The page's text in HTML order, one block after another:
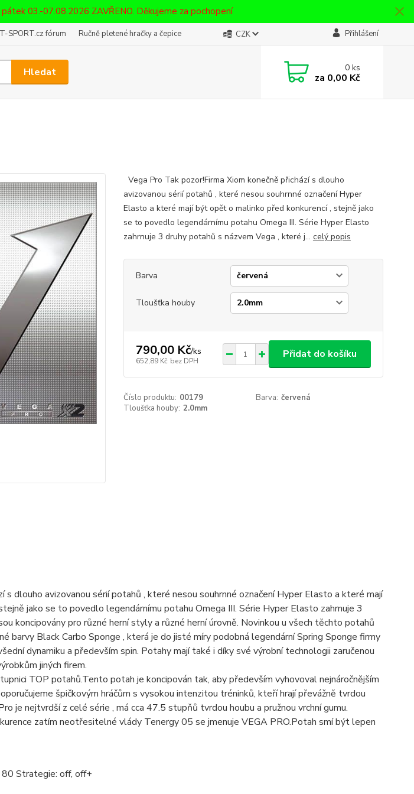
03.-07.08.2026 ZAVŘENO. Děkujeme za pochopení
SPORT.cz fórum Ručně pletené hračky a čepice CZK Přihlášení
Hledat 0ks
za 0,00 Kč
Vega Pro Tak pozor!Firma Xiom konečně přichází s dlouho
avizovanou sérií potahů , které nesou souhrnné označení Hyper
Elasto a které mají být opět o malinko před konkurencí , stejně jako
se to povedlo legendárnímu potahu Omega III. Série Hyper Elasto
zahrnuje 3 druhy potahů s názvem Vega , které j... celý popis
Barva
Tloušťka houby
790,00 Kč/ks
652,89 Kč bez DPH
Přidat do košíku
Číslo produktu: 00179 Barva: červená
Tloušťka houby: 2.0mm
s dlouho avizovanou sérií potahů , které nesou souhrnné označení Hyper Elasto a které mají
jako se to povedlo legendárnímu potahu Omega III. Série Hyper Elasto zahrnuje 3
koncipovány pro různé herní styly a různé herní úrovně. Novinkou u všech těchto potahů
barvy Black Carbo Sponge , která je do jisté míry podobná legendární Spring Sponge firmy
dynamiku a především spin. Potahy mají také i díky své výrobní technologii zaručenou
jiných firem.
TOP potahů.Tento potah je koncipován tak, aby především vyhovoval nejnáročnějším
špičkovým hráčům s vysokou intenzitou tréninků, kteří hrají převážně tvrdou
je nejtvrdší z celé série , má cca 47.5 stupňů tvrdou houbu a pružnou vrchní gumu.
zatím neotřesitelné vlády Tenergy 05 se jmenuje VEGA PRO.Potah smí být lepen
Strategie: off, off+